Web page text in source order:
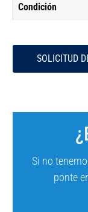
Condición
SOLICITUD
Si no
ponte